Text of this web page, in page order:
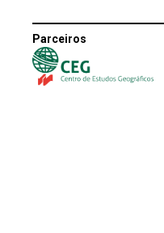
Parceiros